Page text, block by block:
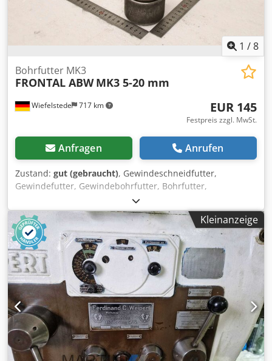
1 /8
Wiefelstede 717 km
Bohrfutter MK3
FRONTAL ABW MK3 5-20 mm
EUR 145
Festpreis zzgl. MwSt.
Anfragen Anrufen
Zustand: gut (gebraucht), Gewindeschneidfutter,
Gewindefutter, Gewindebohrfutter, Bohrfutter,
Spannfutter, Schnellspannbohrfutter -Hersteller: FRONTAL
ABW, Schnellspannbohrfutter Aufnahme MK3 -Typ: 5-20
mm -Abmessung: Ø 75 x 257 mm -Gewicht: 2,9 kg
Chsdpfex H N Rlex Ahcoa
Kleinanzeige